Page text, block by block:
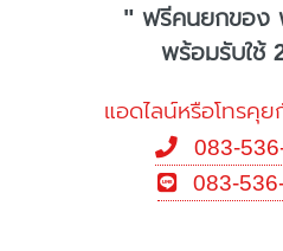
" ฟรีคนยกของ
พร้อมรับใช้
แอดไลน์หรือโทรคุ
083-
083-